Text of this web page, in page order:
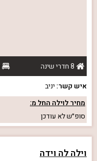
8 חדרי שינה
איש קשר: יניב
מחיר לוילה החל מ:
סופ״שלא עודכן
וילה לה וידה